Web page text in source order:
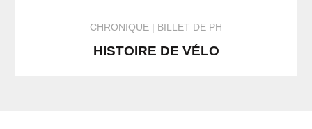
CHRONIQUE BILLET DE PH
HISTOIRE DE VÉLO